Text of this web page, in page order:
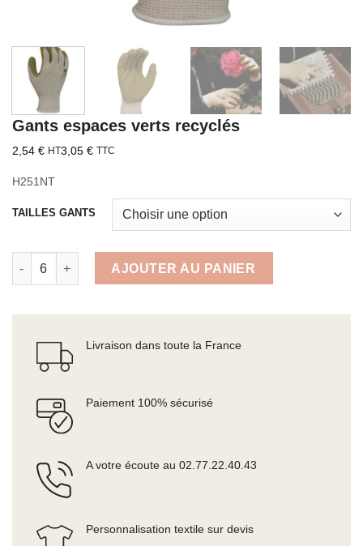
Gants espaces verts recyclés
2,54 € HT3,05 € TTC
H251NT
TAILLES GANTS
AJOUTER AU PANIER
Livraison dans toute la France
Paiement 100% sécurisé
A votre écoute au 02.77.22.40.43
Personnalisation textile sur devis